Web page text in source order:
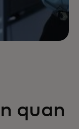
quan